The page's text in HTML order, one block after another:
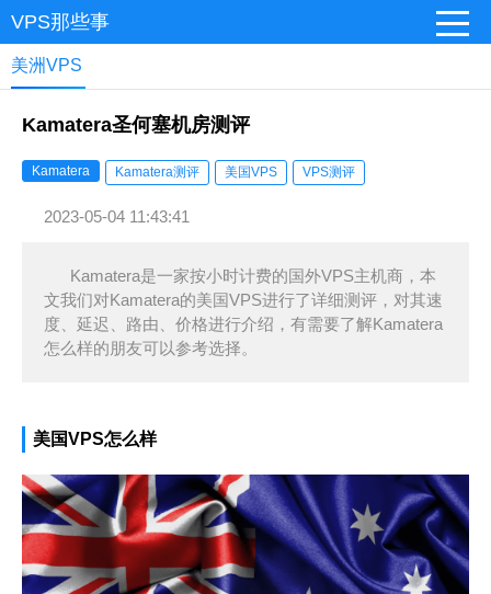
VPS那些事
美洲VPS
Kamatera圣何塞机房测评
Kamatera Kamatera测评 美国VPS VPS测评
2023-05-04 11:43:41
Kamatera是一家按小时计费的国外VPS主机商，本
文我们对Kamatera的美国VPS进行了详细测评，对其速
度、延迟、路由、价格进行介绍，有需要了解Kamatera
怎么样的朋友可以参考选择。
美国VPS怎么样